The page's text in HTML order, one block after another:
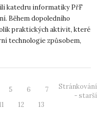
katedru informatiky PřF
Během dopoledního
praktických aktivit, které
technologie způsobem,
5 6
7
12
13
Stránkování
- starší